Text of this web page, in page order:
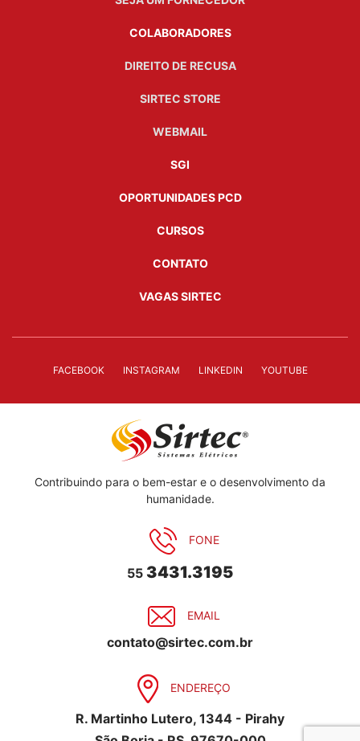
COLABORADORES
DIREITO DE RECUSA
SIRTEC STORE
WEBMAIL
SGI
OPORTUNIDADES PCD
CURSOS
CONTATO
VAGAS SIRTEC
FACEBOOK INSTAGRAM LINKEDIN YOUTUBE
Contribuindo para o bem-estar e o desenvolvimento da
humanidade.
FONE
55 3431.3195
EMAIL
contato@sirtec.com.br
ENDEREÇO
R. Martinho Lutero, 1344 - Pirahy